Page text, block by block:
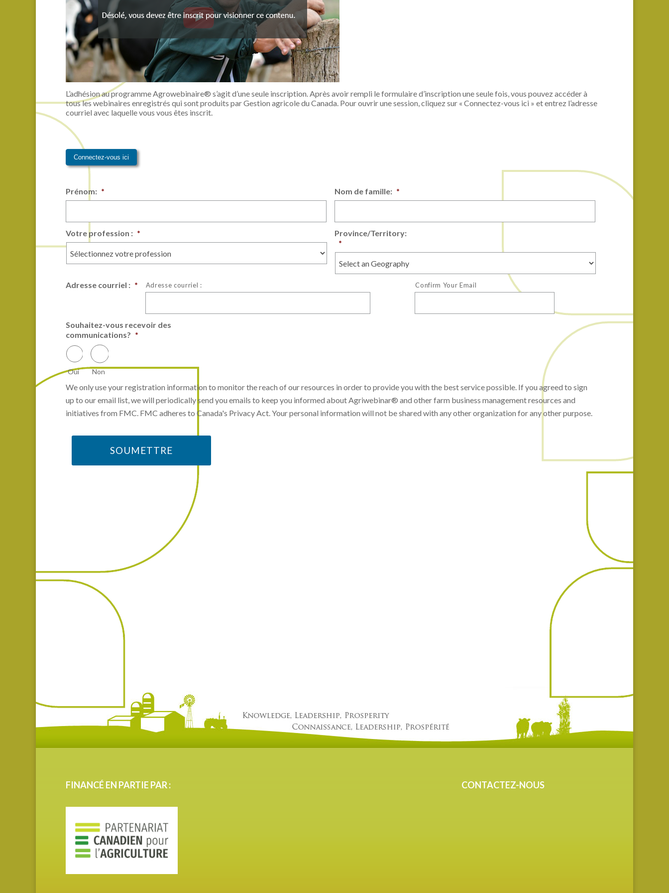
L’adhésion au programme Agrowebinaire® s’agit d’une seule inscription. Après avoir rempli le formulaire d’inscription une seule fois, vous pouvez accéder à
tous les webinaires enregistrés qui sont produits par Gestion agricole du Canada. Pour ouvrir une session, cliquez sur « Connectez-vous ici » et entrez l’adresse
courriel avec laquelle vous vous êtes inscrit.
Connectez-vous ici
Prénom: * Nom de famille: *
Votre profession : *
Province/Territory:
*
Adresse courriel : * Adresse courriel : Confirm Your Email
Souhaitez-vous recevoir des
communications? *
Oui Non
We only use your registration information to monitor the reach of our resources in order to provide you with the best service possible. If you agreed to sign
up to our email list, we will periodically send you emails to keep you informed about Agriwebinar® and other farm business management resources and
initiatives from FMC. FMC adheres to Canada's Privacy Act. Your personal information will not be shared with any other organization for any other purpose.
FINANCÉ EN PARTIE PAR : CONTACTEZ-NOUS